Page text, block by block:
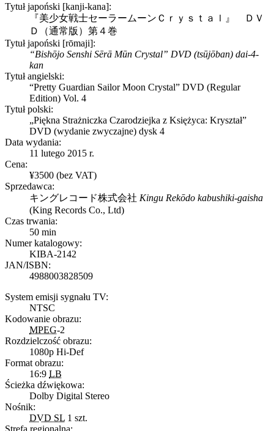
Tytuł japoński [kanji-kana]:
『美少女戦士セーラームーンＣｒｙｓｔａｌ』 ＤＶ
Ｄ（通常版）第４巻
Tytuł japoński [rōmaji]:
“Bishōjo Senshi Sērā Mūn Crystal” DVD (tsūjōban) dai-4-
kan
Tytuł angielski:
“Pretty Guardian Sailor Moon Crystal” DVD (Regular
Edition) Vol. 4
Tytuł polski:
„Piękna Strażniczka Czarodziejka z Księżyca: Kryształ”
DVD (wydanie zwyczajne) dysk 4
Data wydania:
11 lutego 2015 r.
Cena:
¥3500 (bez VAT)
Sprzedawca:
キングレコード株式会社 Kingu Rekōdo kabushiki-gaisha
(King Records Co., Ltd)
Czas trwania:
50 min
Numer katalogowy:
KIBA-2142
JAN/ISBN:
4988003828509
System emisji sygnału TV:
NTSC
Kodowanie obrazu:
MPEG-2
Rozdzielczość obrazu:
1080p Hi-Def
Format obrazu:
16:9 LB
Ścieżka dźwiękowa:
Dolby Digital Stereo
Nośnik:
DVD SL 1 szt.
Strefa regionalna: